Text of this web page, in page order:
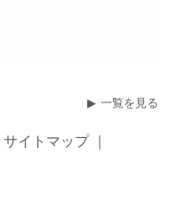
一覧を見る
サイトマップ｜